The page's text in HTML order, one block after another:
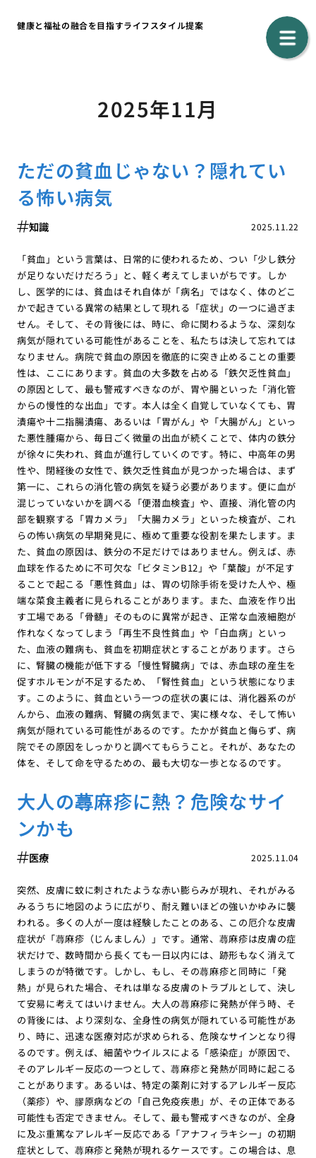
健康と福祉の融合を目指すライフスタイル提案
2025年11月
ただの貧血じゃない？隠れてい
る怖い病気
2025.11.22
知識
「貧血」という言葉は、日常的に使われるため、つい「少し鉄分
が足りないだけだろう」と、軽く考えてしまいがちです。しか
し、医学的には、貧血はそれ自体が「病名」ではなく、体のどこ
かで起きている異常の結果として現れる「症状」の一つに過ぎま
せん。そして、その背後には、時に、命に関わるような、深刻な
病気が隠れている可能性があることを、私たちは決して忘れては
なりません。病院で貧血の原因を徹底的に突き止めることの重要
性は、ここにあります。貧血の大多数を占める「鉄欠乏性貧血」
の原因として、最も警戒すべきなのが、胃や腸といった「消化管
からの慢性的な出血」です。本人は全く自覚していなくても、胃
潰瘍や十二指腸潰瘍、あるいは「胃がん」や「大腸がん」といっ
た悪性腫瘍から、毎日ごく微量の出血が続くことで、体内の鉄分
が徐々に失われ、貧血が進行していくのです。特に、中高年の男
性や、閉経後の女性で、鉄欠乏性貧血が見つかった場合は、まず
第一に、これらの消化管の病気を疑う必要があります。便に血が
混じっていないかを調べる「便潜血検査」や、直接、消化管の内
部を観察する「胃カメラ」「大腸カメラ」といった検査が、これ
らの怖い病気の早期発見に、極めて重要な役割を果たします。ま
た、貧血の原因は、鉄分の不足だけではありません。例えば、赤
血球を作るために不可欠な「ビタミンB12」や「葉酸」が不足す
ることで起こる「悪性貧血」は、胃の切除手術を受けた人や、極
端な菜食主義者に見られることがあります。また、血液を作り出
す工場である「骨髄」そのものに異常が起き、正常な血液細胞が
作れなくなってしまう「再生不良性貧血」や「白血病」といっ
た、血液の難病も、貧血を初期症状とすることがあります。さら
に、腎臓の機能が低下する「慢性腎臓病」では、赤血球の産生を
促すホルモンが不足するため、「腎性貧血」という状態になりま
す。このように、貧血という一つの症状の裏には、消化器系のが
んから、血液の難病、腎臓の病気まで、実に様々な、そして怖い
病気が隠れている可能性があるのです。たかが貧血と侮らず、病
院でその原因をしっかりと調べてもらうこと。それが、あなたの
体を、そして命を守るための、最も大切な一歩となるのです。
大人の蕁麻疹に熱？危険なサイ
ンかも
2025.11.04
医療
突然、皮膚に蚊に刺されたような赤い膨らみが現れ、それがみる
みるうちに地図のように広がり、耐え難いほどの強いかゆみに襲
われる。多くの人が一度は経験したことのある、この厄介な皮膚
症状が「蕁麻疹（じんましん）」です。通常、蕁麻疹は皮膚の症
状だけで、数時間から長くても一日以内には、跡形もなく消えて
しまうのが特徴です。しかし、もし、その蕁麻疹と同時に「発
熱」が見られた場合、それは単なる皮膚のトラブルとして、決し
て安易に考えてはいけません。大人の蕁麻疹に発熱が伴う時、そ
の背後には、より深刻な、全身性の病気が隠れている可能性があ
り、時に、迅速な医療対応が求められる、危険なサインとなり得
るのです。例えば、細菌やウイルスによる「感染症」が原因で、
そのアレルギー反応の一つとして、蕁麻疹と発熱が同時に起こる
ことがあります。あるいは、特定の薬剤に対するアレルギー反応
（薬疹）や、膠原病などの「自己免疫疾患」が、その正体である
可能性も否定できません。そして、最も警戒すべきなのが、全身
に及ぶ重篤なアレルギー反応である「アナフィラキシー」の初期
症状として、蕁麻疹と発熱が現れるケースです。この場合は、息